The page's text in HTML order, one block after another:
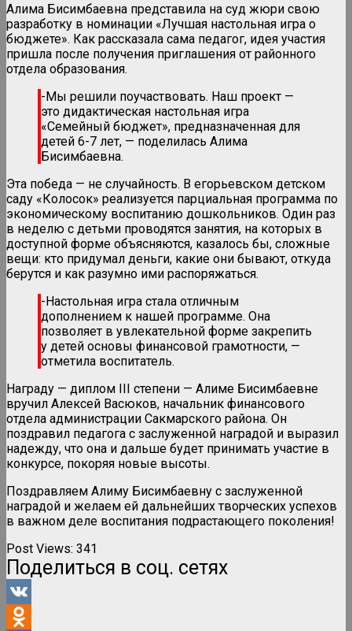
Алима Бисимбаевна представила на суд жюри свою
разработку в номинации «Лучшая настольная игра о
бюджете». Как рассказала сама педагог, идея участия
пришла после получения приглашения от районного
отдела образования.
-Мы решили поучаствовать. Наш проект —
это дидактическая настольная игра
«Семейный бюджет», предназначенная для
детей 6-7 лет, — поделилась Алима
Бисимбаевна.
Эта победа — не случайность. В егорьевском детском
саду «Колосок» реализуется парциальная программа по
экономическому воспитанию дошкольников. Один раз
в неделю с детьми проводятся занятия, на которых в
доступной форме объясняются, казалось бы, сложные
вещи: кто придумал деньги, какие они бывают, откуда
берутся и как разумно ими распоряжаться.
-Настольная игра стала отличным
дополнением к нашей программе. Она
позволяет в увлекательной форме закрепить
у детей основы финансовой грамотности, —
отметила воспитатель.
Награду — диплом III степени — Алиме Бисимбаевне
вручил Алексей Васюков, начальник финансового
отдела администрации Сакмарского района. Он
поздравил педагога с заслуженной наградой и выразил
надежду, что она и дальше будет принимать участие в
конкурсе, покоряя новые высоты.
Поздравляем Алиму Бисимбаевну с заслуженной
наградой и желаем ей дальнейших творческих успехов
в важном деле воспитания подрастающего поколения!
Post Views: 341
Поделиться в соц. сетях
VK